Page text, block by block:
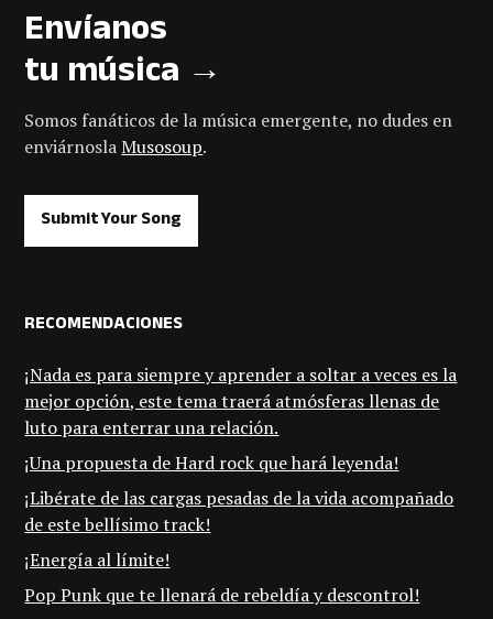
Envíanos
tu música →
Somos fanáticos de la música emergente, no dudes en
enviárnoslaMusosoup.
Submit Your Song
RECOMENDACIONES
¡Nada es para siempre y aprender a soltar a veces es la
mejor opción, este tema traerá atmósferas llenas de
luto para enterrar una relación.
¡Una propuesta de Hard rock que hará leyenda!
¡Libérate de las cargas pesadas de la vida acompañado
de este bellísimo track!
¡Energía al límite!
Pop Punk que te llenará de rebeldía y descontrol!